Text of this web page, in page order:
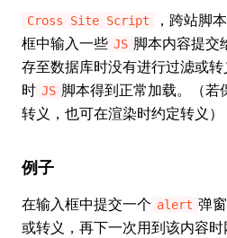
Cross Site Script
，跨站脚
框中输入一些 JS 脚本内容提交
存至数据库时没有进行过滤或
时 JS 脚本得到正常加载。（若
转义，也可在渲染时约定转义）
例子
在输入框中提交一个 alert 弹
或转义，再下一次用到该内容